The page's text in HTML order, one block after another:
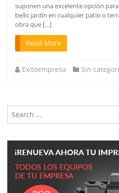
suponen una excelente opción
bello jardín en cualquier patio o
obra que […]
Read More
Exitoempresa Sin